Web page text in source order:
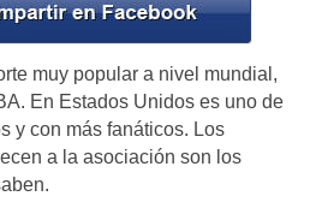
muy popular a nivel mundial,
En Estados Unidos es uno de
y con más fanáticos. Los
a la asociación son los